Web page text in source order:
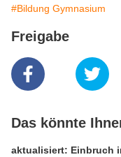
#Bildung Gymnasium
Freigabe
Das könnte
aktualisiert: Einbruch